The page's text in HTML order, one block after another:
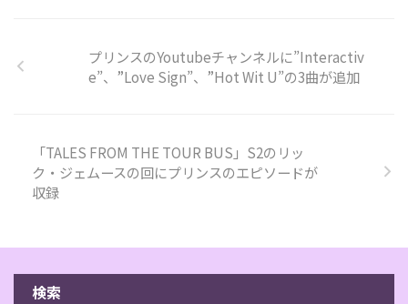
プリンスのYoutubeチャンネルに”Interactiv
e”、”Love Sign”、”Hot Wit U”の3曲が追加
「TALES FROM THE TOUR BUS」S2のリッ
ク・ジェムースの回にプリンスのエピソードが
収録
検索